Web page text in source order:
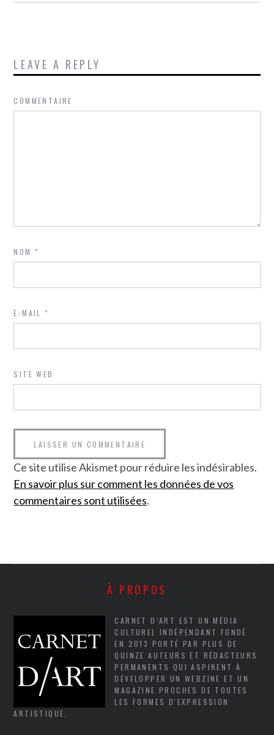
LEAVE A REPLY
COMMENTAIRE
NOM*
E-MAIL*
SITE WEB
Ce site utilise Akismet pour réduire les indésirables.
En savoir plus sur comment les données de vos
commentaires sont utilisées.
À PROPOS
CARNET D’ART EST UN MÉDIA
CULTUREL INDÉPENDANT FONDÉ
EN 2013 PORTÉ PAR PLUS DE
QUINZE AUTEURS ET RÉDACTEURS
PERMANENTS QUI ASPIRENT À
DÉVELOPPER UN WEBZINE ET UN
MAGAZINE PROCHES DE TOUTES
LES FORMES D'EXPRESSION
ARTISTIQUE.